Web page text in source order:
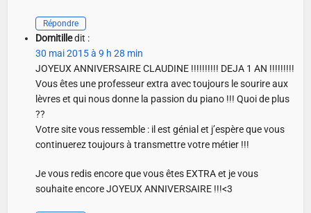
Répondre
Domitilledit :
30 mai 2015 à 9 h 28 min
JOYEUX ANNIVERSAIRE CLAUDINE !!!!!!!!!! DEJA 1 AN !!!!!!!!!
Vous êtes une professeur extra avec toujours le sourire aux
lèvres et qui nous donne la passion du piano !!! Quoi de plus
??
Votre site vous ressemble : il est génial et j’espère que vous
continuerez toujours à transmettre votre métier !!!
Je vous redis encore que vous êtes EXTRA et je vous
souhaite encore JOYEUX ANNIVERSAIRE !!!<3